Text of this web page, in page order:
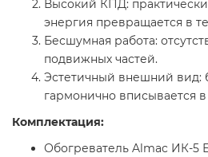
Высокий КПД:
энергия превращается в
Бесшумная работа:
подвижных частей.
Эстетичный внешний вид:
гармонично вписывается
Комплектация:
Обогреватель Almac ИК-5